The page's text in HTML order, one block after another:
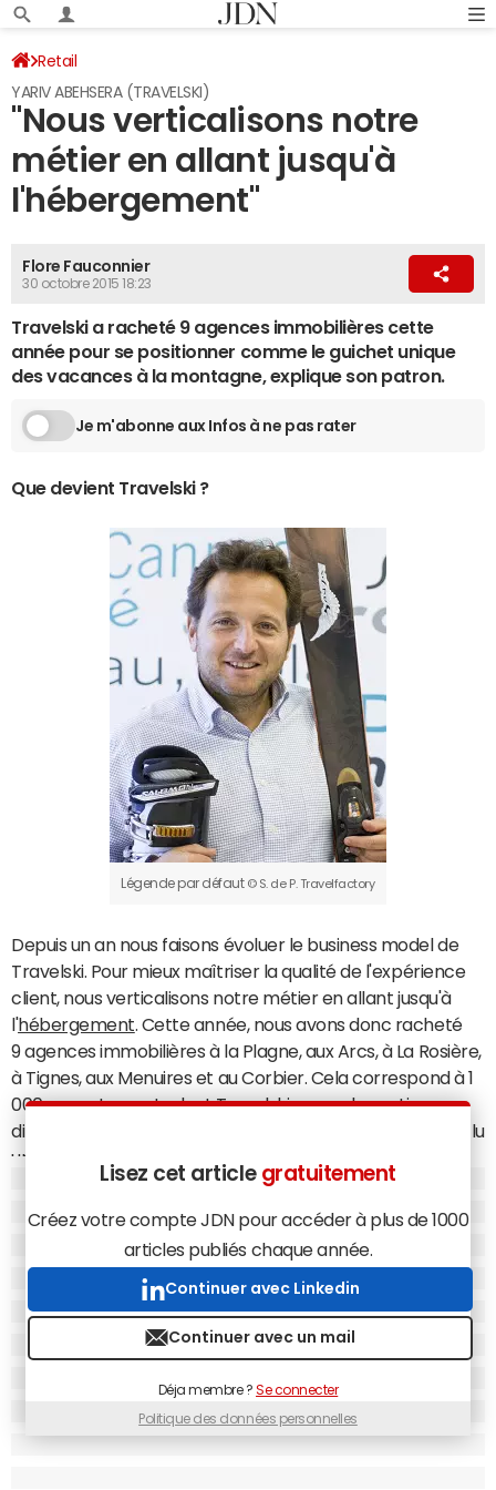
Retail
YARIV ABEHSERA (TRAVELSKI)
"Nous verticalisons notre
métier en allant jusqu'à
l'hébergement"
Flore Fauconnier
30 octobre 2015 18:23
Travelski a racheté 9 agences immobilières cette
année pour se positionner comme le guichet unique
des vacances à la montagne, explique son patron.
Je m'abonne aux Infos à ne pas rater
Que devient Travelski ?
Légende par défaut © S. de P. Travelfactory
Depuis un an nous faisons évoluer le business model de
Travelski. Pour mieux maîtriser la qualité de l'expérience
client, nous verticalisons notre métier en allant jusqu'à
l'hébergement . Cette année, nous avons donc racheté
9 agences immobilières à la Plagne, aux Arcs, à La Rosière,
à Tignes, aux Menuires et au Corbier. Cela correspond à 1
000 appartements dont Travelski assure la gestion
directe. Ce n'est pas tout, puisque nous avons aussi conclu
un partenariat qui nous confère la gestion exclusive de 1
000 autres appartements dans les Hautes-Alpes, à Serre
Chevalier, Montgenèvre, Vars Risoul et Puy-Saint-Vincent.
qui fait de nous le plus gros acteur de la station.
L'an dernier, nous avions déjà fait l'acquisition de
SkiDiscount et de SkiMoinsCher pour nous renforcer sur le
matériel de ski. Enfin, afin de poursuivre notre
belge Skiline.be, qui affichait entre 5 000 et 6 000 clients la
Lisez cet article gratuitement
Créez votre compte JDN pour accéder à plus de 1000
articles publiés chaque année.
Continuer avec Linkedin
Continuer avec un mail
Déja membre ?Se connecter
Politique des données personnelles